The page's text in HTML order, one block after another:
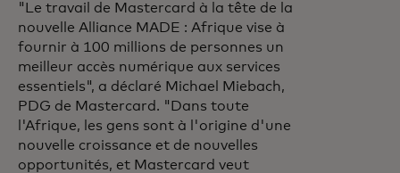
"Le travail de Mastercard à la tête de la
nouvelle Alliance MADE : Afrique vise à
fournir à 100 millions de personnes un
meilleur accès numérique aux services
essentiels", a déclaré Michael Miebach,
PDG de Mastercard. "Dans toute
l'Afrique, les gens sont à l'origine d'une
nouvelle croissance et de nouvelles
opportunités, et Mastercard veut